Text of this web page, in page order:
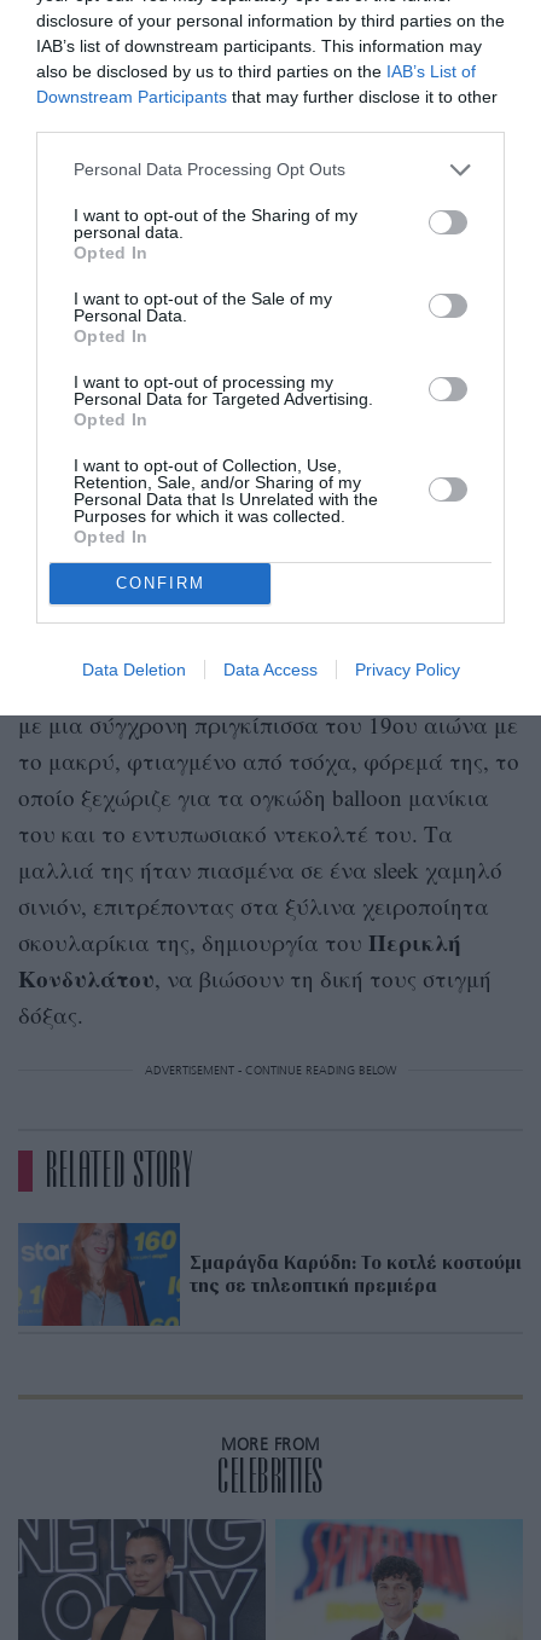
disclosure of your personal information by third parties on the
IAB’s list of downstream participants. This information may
also be disclosed by us to third parties on the IAB’s List of
Downstream Participants that may further disclose it to other
Personal Data Processing Opt Outs
I want to opt-out of the Sharing of my
personal data.
Opted In
I want to opt-out of the Sale of my
Personal Data.
Opted In
I want to opt-out of processing my
Personal Data for Targeted Advertising.
Opted In
I want to opt-out of Collection, Use,
Retention, Sale, and/or Sharing of my
Personal Data that Is Unrelated with the
Purposes for which it was collected.
Opted In
CONFIRM
Data Deletion Data Access Privacy Policy
A post shared by Vassilis Zoulias (@vzoulias)
Η Νατάσα Εξηνταβελώνη από την άλλη έμοιαζε
με μια σύγχρονη πριγκίπισσα του 19ου αιώνα με
το μακρύ, φτιαγμένο από τσόχα, φόρεμά της, το
οποίο ξεχώριζε για τα ογκώδη balloon μανίκια
του και το εντυπωσιακό ντεκολτέ του. Τα
μαλλιά της ήταν πιασμένα σε ένα sleek χαμηλό
σινιόν, επιτρέποντας στα ξύλινα χειροποίητα
σκουλαρίκια της, δημιουργία του Περικλή
Κονδυλάτου, να βιώσουν τη δική τους στιγμή
δόξας.
ADVERTISEMENT - CONTINUE READING BELOW
RELATED STORY
Σμαράγδα Καρύδη: Το κοτλέ κοστούμι
της σε τηλεοπτική πρεμιέρα
MORE FROM
CELEBRITIES